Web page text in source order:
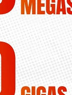
muy transitada,
definitiva”.
Valverde, ha
y del
reforzamos la
entorno”.
viene